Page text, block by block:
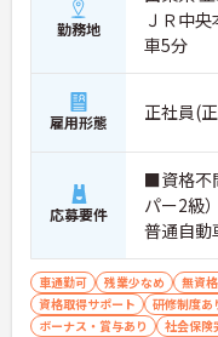
勤務地
ＪＲ中
車5分
雇用形態 正社員(
応募要件
■資格不
パー2級
普通自動
車通勤可 残業少なめ 無資
資格取得サポート
研修制度あ
ボーナス・賞与あり
社会保険